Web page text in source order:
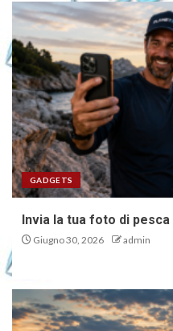
GADGETS
Invia la tua foto di
Giugno 30, 2026 admin